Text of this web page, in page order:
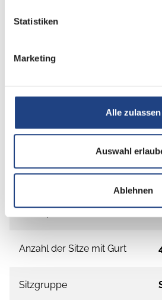
Statistiken
Marketing
Alle zulassen
Auswahl
Ablehnen
Ausstattung
Einzelbett ab 2 Schlafplätze
Schlafplätze
Anzahl der Sitze mit Gurt
Sitzgruppe